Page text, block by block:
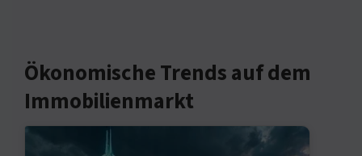
Ökonomische Trends auf dem
Immobilienmarkt